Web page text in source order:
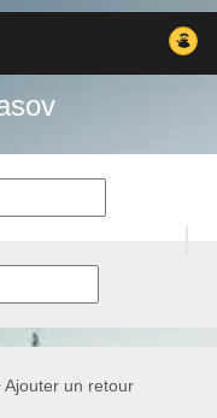
Ajouter un retour